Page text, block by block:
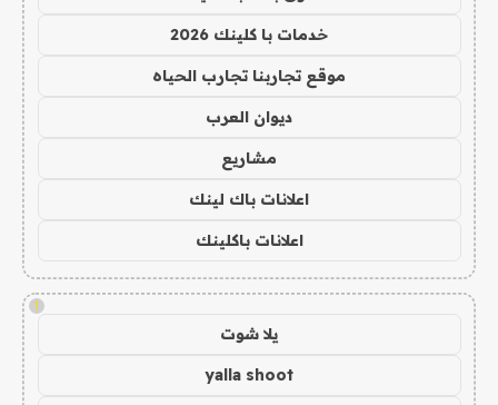
خدمات با كلينك 2026
موقع تجاربنا تجارب الحياه
ديوان العرب
مشاريع
اعلانات باك لينك
اعلانات باكلينك
!
يلا شوت
yalla shoot